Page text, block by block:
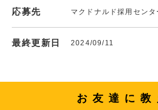
応募先 マクドナルド採用センタ
最終更新日 2024/09/11
お友達に教